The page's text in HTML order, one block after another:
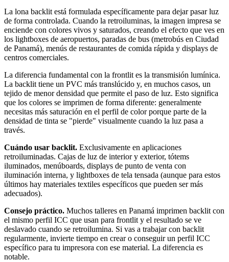
La lona backlit está formulada específicamente para dejar pasar luz
de forma controlada. Cuando la retroiluminas, la imagen impresa se
enciende con colores vivos y saturados, creando el efecto que ves en
los lightboxes de aeropuertos, paradas de bus (metrobús en Ciudad
de Panamá), menús de restaurantes de comida rápida y displays de
centros comerciales.
La diferencia fundamental con la frontlit es la transmisión lumínica.
La backlit tiene un PVC más translúcido y, en muchos casos, un
tejido de menor densidad que permite el paso de luz. Esto significa
que los colores se imprimen de forma diferente: generalmente
necesitas más saturación en el perfil de color porque parte de la
densidad de tinta se "pierde" visualmente cuando la luz pasa a
través.
Cuándo usar backlit. Exclusivamente en aplicaciones
retroiluminadas. Cajas de luz de interior y exterior, tótems
iluminados, menúboards, displays de punto de venta con
iluminación interna, y lightboxes de tela tensada (aunque para estos
últimos hay materiales textiles específicos que pueden ser más
adecuados).
Consejo práctico. Muchos talleres en Panamá imprimen backlit con
el mismo perfil ICC que usan para frontlit y el resultado se ve
deslavado cuando se retroilumina. Si vas a trabajar con backlit
regularmente, invierte tiempo en crear o conseguir un perfil ICC
específico para tu impresora con ese material. La diferencia es
notable.